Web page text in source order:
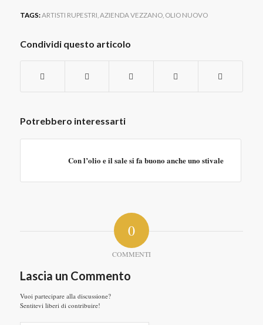
TAGS:ARTISTI RUPESTRI AZIENDA VEZZANO, OLIO NUOVO
Condividi questo articolo
Potrebbero interessarti
Con l’olio e il sale si fa buono anche uno stivale
0
COMMENTI
Lascia un Commento
Vuoi partecipare alla discussione?
Sentitevi liberi di contribuire!